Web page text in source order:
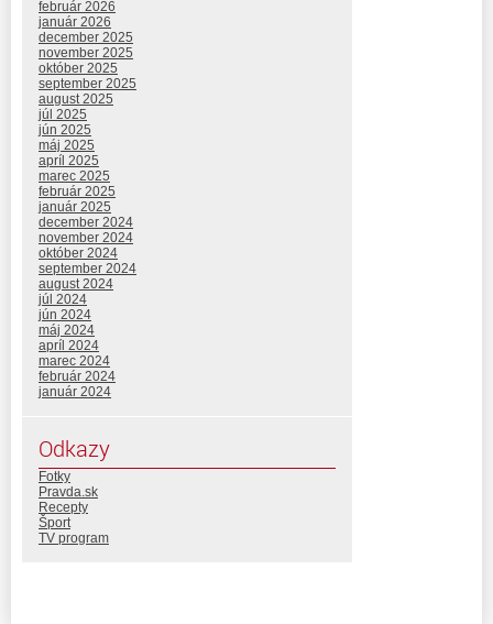
február 2026
január 2026
december 2025
november 2025
október 2025
september 2025
august 2025
júl 2025
jún 2025
máj 2025
apríl 2025
marec 2025
február 2025
január 2025
december 2024
november 2024
október 2024
september 2024
august 2024
júl 2024
jún 2024
máj 2024
apríl 2024
marec 2024
február 2024
január 2024
Odkazy
Fotky
Pravda.sk
Recepty
Šport
TV program